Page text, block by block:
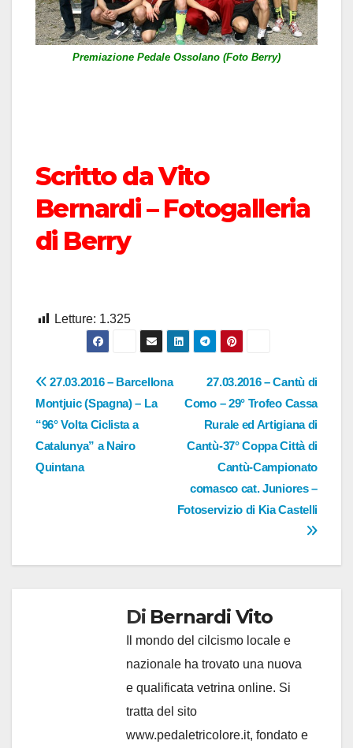
Premiazione Pedale Ossolano (Foto Berry)
Scritto da Vito
Bernardi – Fotogalleria
di Berry
Letture: 1.325
Navigazione
articoli
27.03.2016 – Cantù di
Como – 29° Trofeo Cassa
Rurale ed Artigiana di
Cantù-37° Coppa Città di
Cantù-Campionato
comasco cat. Juniores –
Fotoservizio di Kia Castelli
27.03.2016 – Barcellona
Montjuic (Spagna) – La
“96° Volta Ciclista a
Catalunya” a Nairo
Quintana
Di Bernardi Vito
Il mondo del cilcismo locale e
nazionale ha trovato una nuova
e qualificata vetrina online. Si
tratta del sito
www.pedaletricolore.it, fondato e